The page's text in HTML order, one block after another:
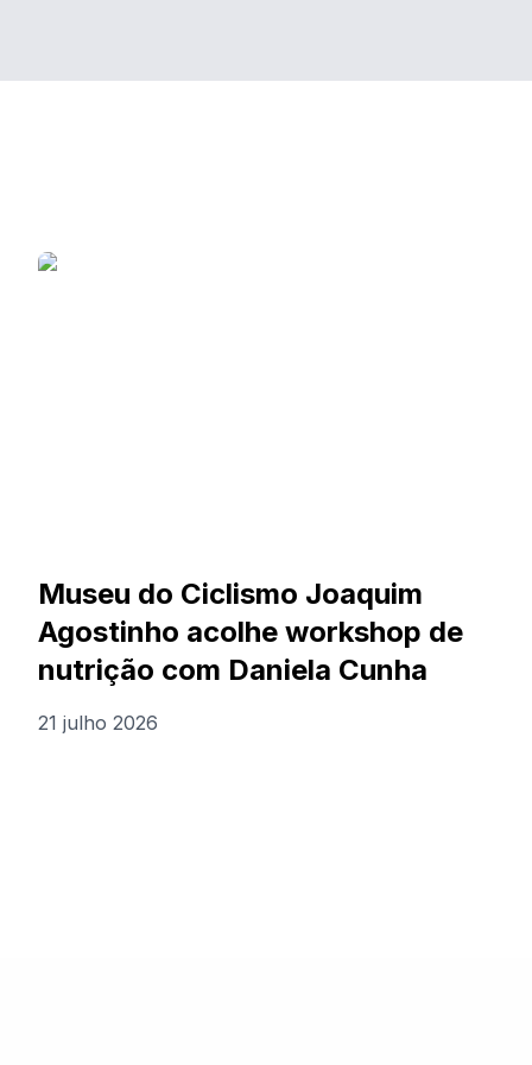
Museu do Ciclismo Joaquim
Agostinho acolhe workshop de
nutrição com Daniela Cunha
21 julho 2026